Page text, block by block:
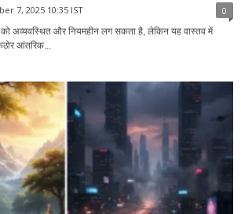
7, 2025 10:35 IST 0
को अव्यवस्थित और नियमहीन लग सकता है, लेकिन यह वास्तव में
आंतरिक...